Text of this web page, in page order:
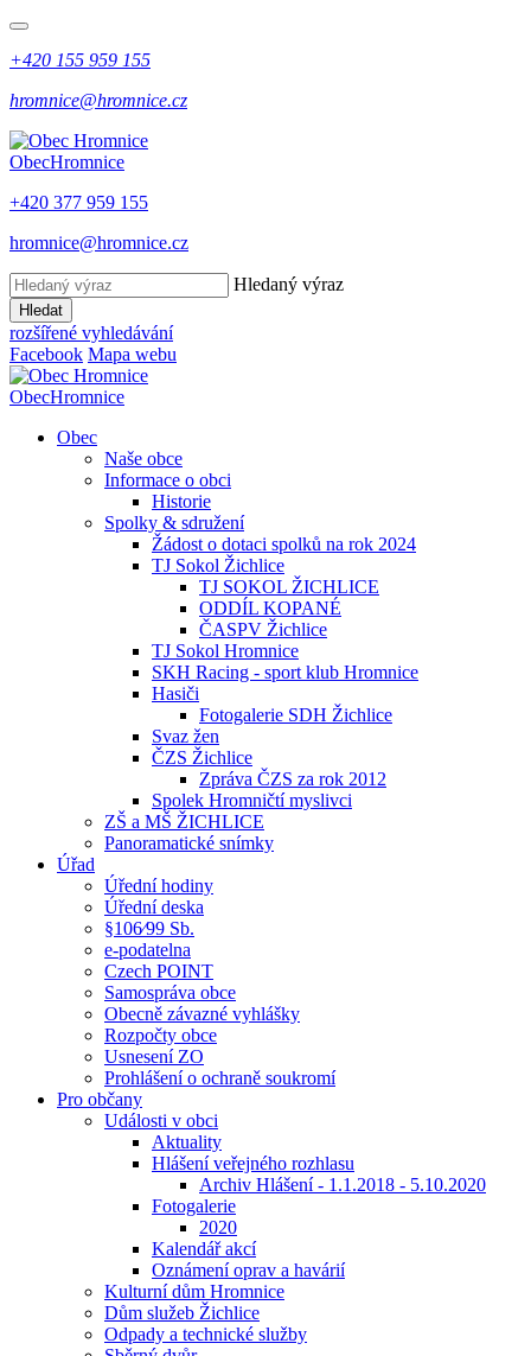
+420 155 959 155
hromnice@hromnice.cz
ObecHromnice
+420 377 959 155
hromnice@hromnice.cz
Hledaný výraz
Hledat
rozšířené vyhledávání
Facebook Mapa webu
ObecHromnice
Obec
Naše obce
Informace o obci
Historie
Spolky & sdružení
Žádost o dotaci spolků na rok 2024
TJ Sokol Žichlice
TJ SOKOL ŽICHLICE
ODDÍL KOPANÉ
ČASPV Žichlice
TJ Sokol Hromnice
SKH Racing - sport klub Hromnice
Hasiči
Fotogalerie SDH Žichlice
Svaz žen
ČZS Žichlice
Zpráva ČZS za rok 2012
Spolek Hromničtí myslivci
ZŠ a MŠ ŽICHLICE
Panoramatické snímky
Úřad
Úřední hodiny
Úřední deska
§106⁄99 Sb.
e-podatelna
Czech POINT
Samospráva obce
Obecně závazné vyhlášky
Rozpočty obce
Usnesení ZO
Prohlášení o ochraně soukromí
Pro občany
Události v obci
Aktuality
Hlášení veřejného rozhlasu
Archiv Hlášení - 1.1.2018 - 5.10.2020
Fotogalerie
2020
Kalendář akcí
Oznámení oprav a havárií
Kulturní dům Hromnice
Dům služeb Žichlice
Odpady a technické služby